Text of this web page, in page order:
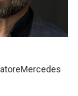
Mercedes